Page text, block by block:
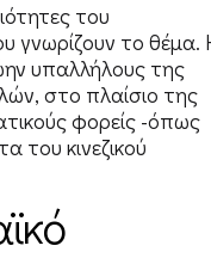
του
γνωρίζουν το θέμα.
υπαλλήλους της
στο πλαίσιο της
φορείς -όπως
του κινεζικού